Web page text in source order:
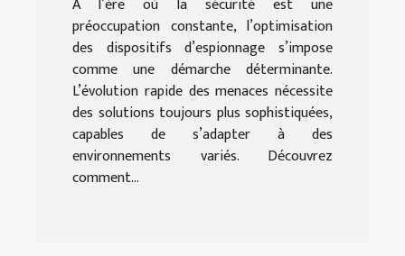
préoccupation constante, l’optimisation
des dispositifs d’espionnage s’impose
comme une démarche déterminante.
L’évolution rapide des menaces nécessite
des solutions toujours plus sophistiquées,
capables de s’adapter à des
environnements variés. Découvrez
comment...